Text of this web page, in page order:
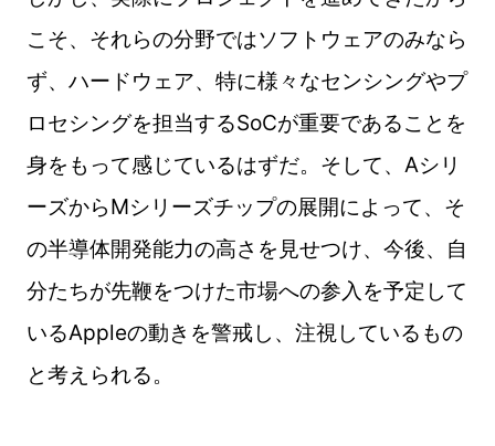
こそ、それらの分野ではソフトウェアのみなら
ず、ハードウェア、特に様々なセンシングやプ
ロセシングを担当するSoCが重要であることを
身をもって感じているはずだ。そして、Aシリ
ーズからMシリーズチップの展開によって、そ
の半導体開発能力の高さを見せつけ、今後、自
分たちが先鞭をつけた市場への参入を予定して
いるAppleの動きを警戒し、注視しているもの
と考えられる。